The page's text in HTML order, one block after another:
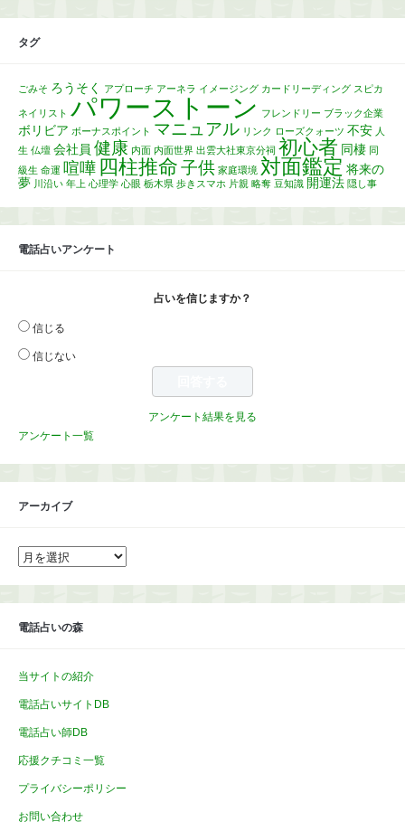
タグ
ごみそ ろうそく アプローチ アーネラ イメージング カードリーディング スピカ
ネイリスト パワーストーン フレンドリー ブラック企業
ボリビア ボーナスポイント マニュアル リンク ローズクォーツ 不安 人
生 仏壇 会社員 健康 内面 内面世界 出雲大社東京分祠 初心者 同棲 同
級生 命運 喧嘩 四柱推命子供 家庭環境 対面鑑定 将来の
夢 川沿い 年上 心理学 心眼 栃木県 歩きスマホ 片親 略奪 豆知識 開運法 隠し事
電話占いアンケート
占いを信じますか？
信じる
信じない
アンケート結果を見る
アンケート一覧
アーカイブ
ア
ー
イ
電話占いの森
当サイトの紹介
電話占いサイトDB
電話占い師DB
応援クチコミ一覧
プライバシーポリシー
お問い合わせ